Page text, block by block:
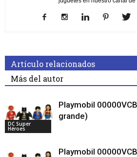
Artículo relacionados
Más del autor
DC Super
Héroes
Playmobil
grande)
Playmobil